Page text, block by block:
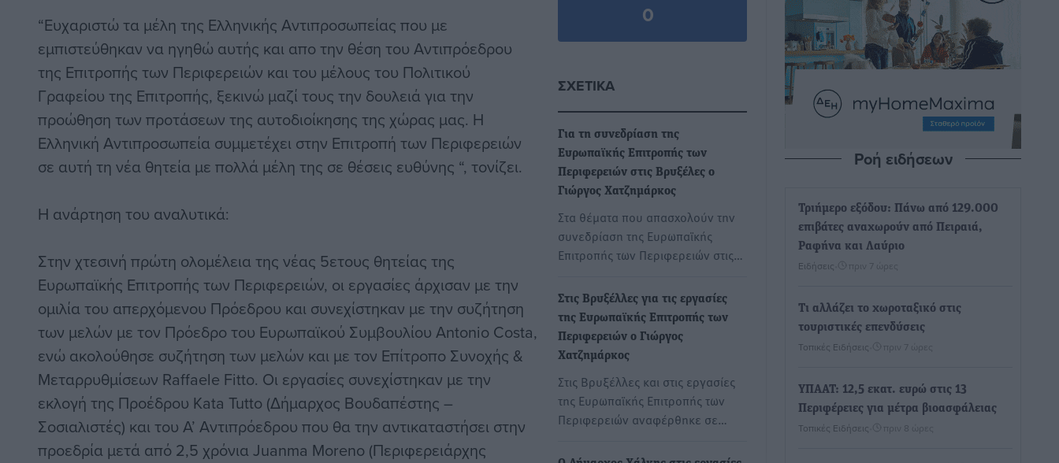
“Ευχαριστώ τα μέλη της Ελληνικής Αντιπροσωπείας που με
εμπιστεύθηκαν να ηγηθώ αυτής και απο την θέση του Αντιπρόεδρου
της Επιτροπής των Περιφερειών και του μέλους του Πολιτικού
Γραφείου της Επιτροπής, ξεκινώ μαζί τους την δουλειά για την
προώθηση των προτάσεων της αυτοδιοίκησης της χώρας μας. Η
Ελληνική Αντιπροσωπεία συμμετέχει στην Επιτροπή των Περιφερειών
σε αυτή τη νέα θητεία με πολλά μέλη της σε θέσεις ευθύνης “, τονίζει.
Η ανάρτηση του αναλυτικά:
Στην χτεσινή πρώτη ολομέλεια της νέας 5ετους θητείας της
Ευρωπαϊκής Επιτροπής των Περιφερειών, οι εργασίες άρχισαν με την
ομιλία του απερχόμενου Πρόεδρου και συνεχίστηκαν με την συζήτηση
των μελών με τον Πρόεδρο του Ευρωπαϊκού Συμβουλίου Antonio Costa,
ενώ ακολούθησε συζήτηση των μελών και με τον Επίτροπο Συνοχής &
Μεταρρυθμίσεων Raffaele Fitto. Οι εργασίες συνεχίστηκαν με την
εκλογή της Προέδρου Kata Tutto (Δήμαρχος Βουδαπέστης –
Σοσιαλιστές) και του Α’ Αντιπρόεδρου που θα την αντικαταστήσει στην
προεδρία μετά από 2,5 χρόνια Juanma Moreno (Περιφερειάρχης
0
ΣΧΕΤΙΚΆ
Για τη συνεδρίαση της
Ευρωπαϊκής Επιτροπής των
Περιφερειών στις Βρυξέλες ο
Γιώργος Χατζημάρκος
Στα θέματα που απασχολούν την
συνεδρίαση της Ευρωπαϊκής
Επιτροπής των Περιφερειών στις…
Στις Βρυξέλλες για τις εργασίες
της Ευρωπαϊκής Επιτροπής των
Περιφερειών ο Γιώργος
Χατζημάρκος
Στις Βρυξέλλες και στις εργασίες
της Ευρωπαϊκής Επιτροπής των
Περιφερειών αναφέρθηκε σε…
Ροή ειδήσεων
Τριήμερο εξόδου: Πάνω από 129.000
επιβάτες αναχωρούν από Πειραιά,
Ραφήνα και Λαύριο
Ειδήσεις πριν 7 ώρες
Τι αλλάζει το χωροταξικό στις
τουριστικές επενδύσεις
Τοπικές Ειδήσεις πριν 7 ώρες
ΥΠΑΑΤ: 12,5 εκατ. ευρώ στις 13
Περιφέρειες για μέτρα βιοασφάλειας
Τοπικές Ειδήσεις πριν 8 ώρες